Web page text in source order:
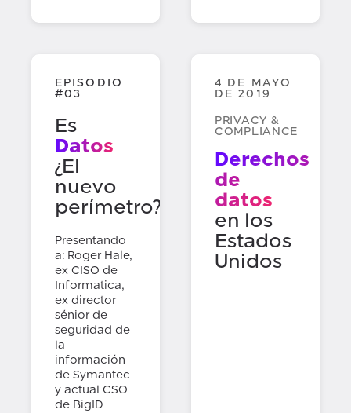
Es
Datos
¿El
nuevo
perímetro?
EPISODIO
#03
Presentando
a: Roger Hale,
ex CISO de
Informatica,
ex director
sénior de
seguridad de
la
información
de Symantec
y actual CSO
de BigID
Derechos
de
datos
en los
Estados
Unidos
4 DE MAYO
DE 2019
PRIVACY &
COMPLIANCE